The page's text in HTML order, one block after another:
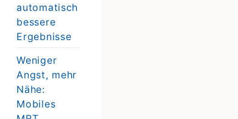
automatisch
bessere
Ergebnisse
Weniger
Angst, mehr
Nähe:
Mobiles